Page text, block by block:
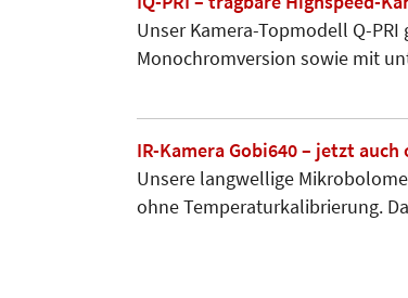
Unser Kamera-Topmodell Q-
Monochromversion sowie mit
IR-Kamera Gobi640 – jetzt
Unsere langwellige
ohne Tem­peraturkalibrierung.